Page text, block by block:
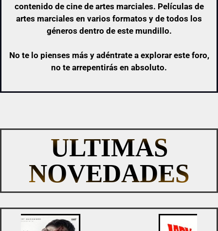
contenido de cine de artes marciales. Películas de
artes marciales en varios formatos y de todos los
géneros dentro de este mundillo.
No te lo pienses más y adéntrate a explorar este foro,
no te arrepentirás en absoluto.
ULTIMAS
NOVEDADES